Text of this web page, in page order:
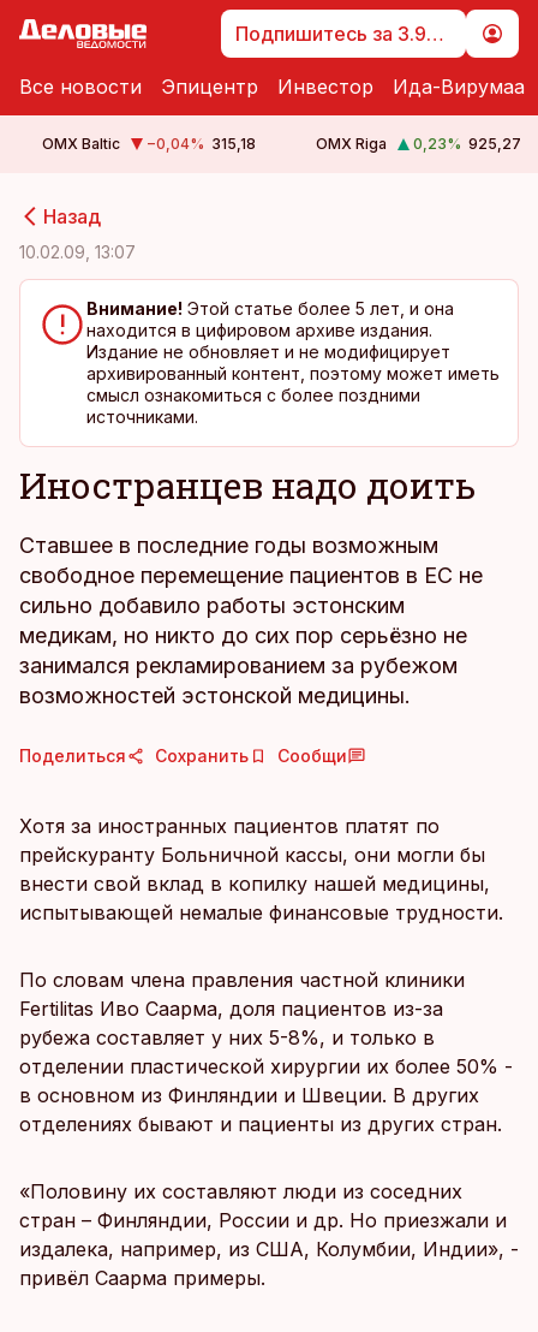
Подпишитесь за 3.99 €
Все новости Эпицентр Инвестор Ида-Вирумаа
OMX Baltic −0,04% 315,18 OMX Riga 0,23% 925,27
Назад
10.02.09, 13:07
Внимание! Этой статье более 5 лет, и она
находится в цифировом архиве издания.
Издание не обновляет и не модифицирует
архивированный контент, поэтому может иметь
смысл ознакомиться с более поздними
источниками.
Иностранцев надо доить
Ставшее в последние годы возможным
свободное перемещение пациентов в ЕС не
сильно добавило работы эстонским
медикам, но никто до сих пор серьёзно не
занимался рекламированием за рубежом
возможностей эстонской медицины.
Поделиться Сохранить Сообщи
Хотя за иностранных пациентов платят по
прейскуранту Больничной кассы, они могли бы
внести свой вклад в копилку нашей медицины,
испытывающей немалые финансовые трудности.
По словам члена правления частной клиники
Fertilitas Иво Саарма, доля пациентов из-за
рубежа составляет у них 5-8%, и только в
отделении пластической хирургии их более 50% -
в основном из Финляндии и Швеции. В других
отделениях бывают и пациенты из других стран.
«Половину их составляют люди из соседних
стран – Финляндии, России и др. Но приезжали и
издалека, например, из США, Колумбии, Индии», -
привёл Саарма примеры.